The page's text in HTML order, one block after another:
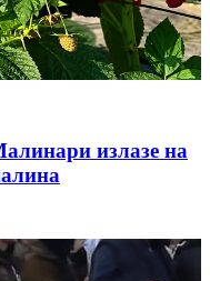
излазе на